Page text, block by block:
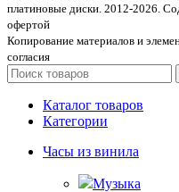
платиновые диски. 2012-2026.
офертой
Копирование материалов и
согласия
Каталог товаров
Категории
Часы из винила
Музыка